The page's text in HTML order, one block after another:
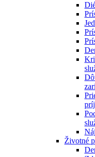
Životné